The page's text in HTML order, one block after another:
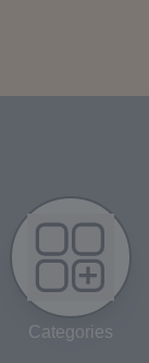
Categories